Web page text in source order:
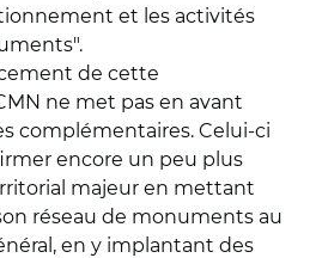
et les activités
de cette
ne met pas en avant
complémentaires. Celui-ci
encore un peu plus
majeur en mettant
réseau de monuments au
en y implantant des